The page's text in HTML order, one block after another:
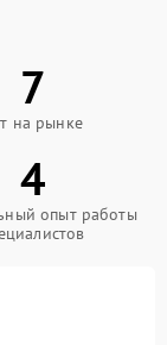
7
на рынке
4
опыт работы